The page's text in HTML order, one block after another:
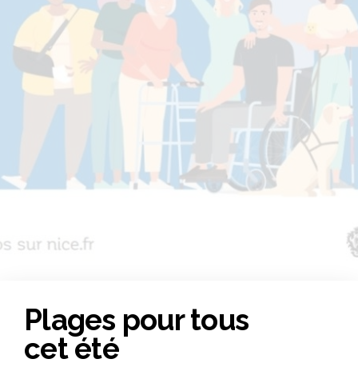
Plages pour tous
cet été